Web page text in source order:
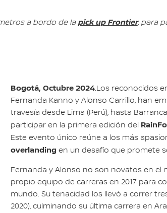
a bordo de la pick up Frontier, para
Bogotá, Octubre 2024.Los reconocidos
Fernanda Kanno y Alonso Carrillo, han
travesía desde Lima (Perú), hasta
participar en la primera edición del
Este evento único reúne a los más
overlanding en un desafío que promete
Fernanda y Alonso no son novatos en el
propio equipo de carreras en 2017 para
mundo. Su tenacidad los llevó a correr
2020), culminando su última carrera en